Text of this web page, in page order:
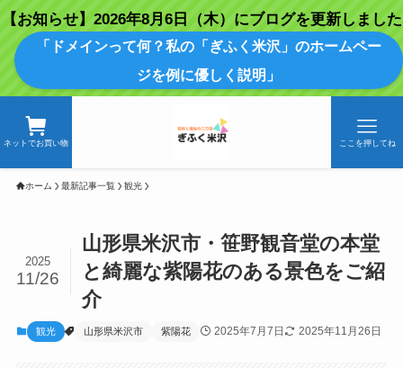
【お知らせ】2026年8月6日（木）にブログを更新しました
「ドメインって何？私の「ぎふく米沢」のホームペー
ジを例に優しく説明」
ネットでお買い物 ここを押してね
ホーム 最新記事一覧 観光
山形県米沢市・笹野観音堂の本堂
と綺麗な紫陽花のある景色をご紹
介
2025
11/26
観光 山形県米沢市 紫陽花 2025年7月7日 2025年11月26日